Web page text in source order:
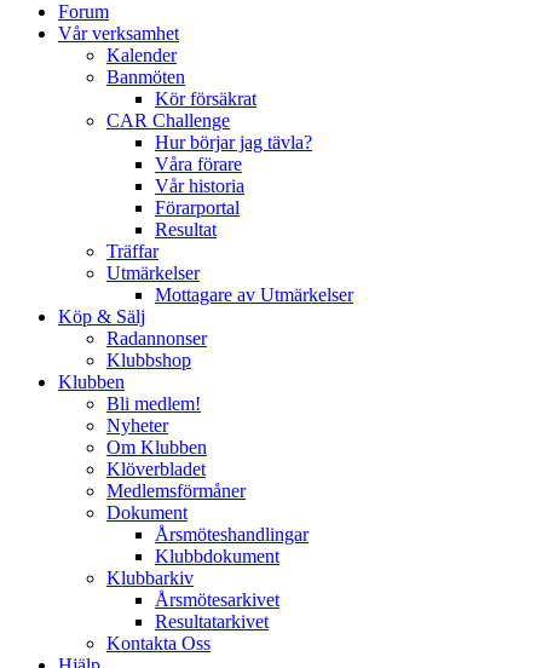
Forum
Vår verksamhet
Kalender
Banmöten
Kör försäkrat
CAR Challenge
Hur börjar jag tävla?
Våra förare
Vår historia
Förarportal
Resultat
Träffar
Utmärkelser
Mottagare av Utmärkelser
Köp & Sälj
Radannonser
Klubbshop
Klubben
Bli medlem!
Nyheter
Om Klubben
Klöverbladet
Medlemsförmåner
Dokument
Årsmöteshandlingar
Klubbdokument
Klubbarkiv
Årsmötesarkivet
Resultatarkivet
Kontakta Oss